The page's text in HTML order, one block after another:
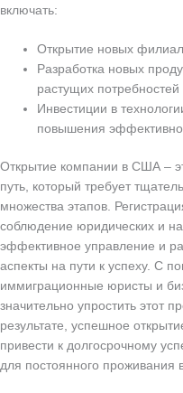
включать:
Открытие новых
Разработка новых
растущих потребностей
Инвестиции в
повышения
Открытие компании в США –
путь, который требует
множества этапов.
соблюдение юридических и
эффективное управление и
аспекты на пути к успеху. С
иммиграционные юристы и
значительно упростить этот
результате, успешное
привести к долгосрочному
для постоянного проживания